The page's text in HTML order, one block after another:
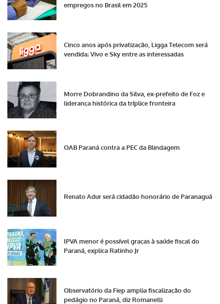
empregos no Brasil em 2025
Cinco anos após privatização, Ligga Telecom será
vendida; Vivo e Sky entre as interessadas
Morre Dobrandino da Silva, ex-prefeito de Foz e
liderança histórica da tríplice fronteira
OAB Paraná contra a PEC da Blindagem
Renato Adur será cidadão honorário de Paranaguá
IPVA menor é possível graças à saúde fiscal do
Paraná, explica Ratinho Jr
Observatório da Fiep amplia fiscalização do
pedágio no Paraná, diz Romanelli